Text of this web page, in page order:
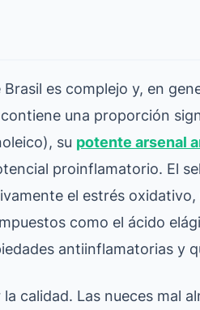
es complejo y, en
una proporción
su potente arsenal
proinflamatorio. El
el estrés oxidativo,
como el ácido
antiinflamatorias y
calidad. Las nueces mal